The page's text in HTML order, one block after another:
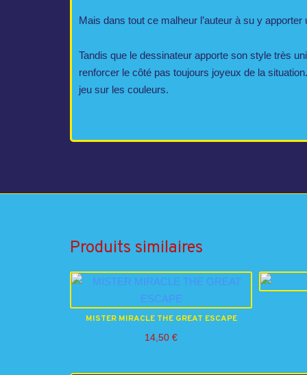
Mais dans tout ce malheur l’auteur à su y apporter
Tandis que le dessinateur apporte son style très
renforcer le côté pas toujours joyeux de la
jeu sur les couleurs.
Produits similaires
MISTER MIRACLE THE GREAT ESCAPE
14,50 €